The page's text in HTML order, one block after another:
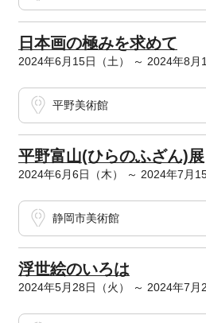
日本画の極みを求めて
2024年6月15日（土） ～ 2024年8月
平野美術館
平野富山(ひらのふざん)展
2024年6月6日（木） ～ 2024年7月15
静岡市美術館
浮世絵のいろは
2024年5月28日（火） ～ 2024年7月